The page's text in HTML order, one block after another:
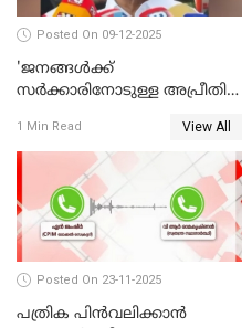
Posted On 09-12-2025
'ജനങ്ങള്‍ക്ക്
സര്‍ക്കാരിനോടുള്ള അപ്രീതി
പ്രതിഫലിക്കും'; കെ.സി
വേണുഗോപാല്‍ WATCH
1 Min Read View All
Posted On 23-11-2025
പത്രിക പിന്‍വലിക്കാന്‍